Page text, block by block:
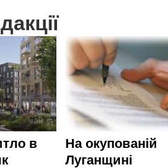
в
На окупованій
Луганщині